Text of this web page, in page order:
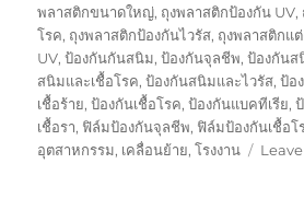
พลาสติกขนาดใหญ่, ถุงพลาสติกป้องกัน UV,
โรค, ถุงพลาสติกป้องกันไวรัส, ถุงพลาสติกแ
UV,ป้องกันกันสนิม,ป้องกันจุลชีพ,ป้องกัน
สนิมและเชื้อโรค,ป้องกันสนิมและไวรัส,ป้อ
เชื้อร้าย,ป้องกันเชื้อโรค,ป้องกันแบคทีเรีย,
เชื้อรา, ฟิล์มป้องกันจุลชีพ, ฟิล์มป้องกันเชื้อโ
อุตสาหกรรม, เคลื่อนย้าย,โรงงาน